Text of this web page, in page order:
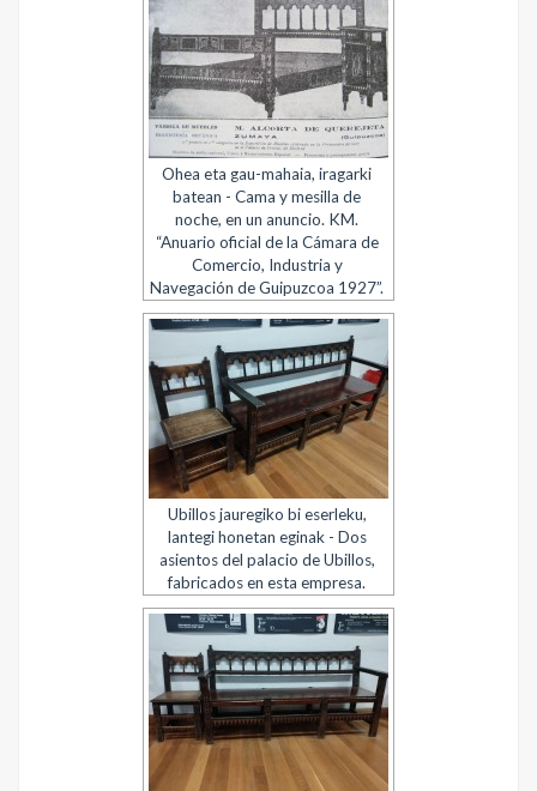
Ohea eta gau-mahaia, iragarki
batean - Cama y mesilla de
noche, en un anuncio. KM.
“Anuario oficial de la Cámara de
Comercio, Industria y
Navegación de Guipuzcoa 1927”.
Ubillos jauregiko bi eserleku,
lantegi honetan eginak - Dos
asientos del palacio de Ubillos,
fabricados en esta empresa.